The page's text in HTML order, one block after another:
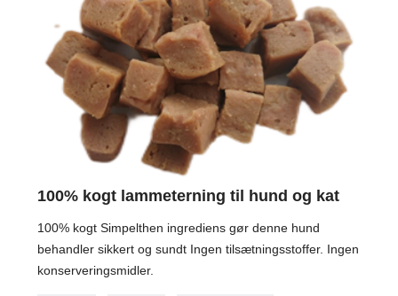
100% kogt lammeterning til hund og kat
100% kogt Simpelthen ingrediens gør denne hund
behandler sikkert og sundt Ingen tilsætningsstoffer. Ingen
konserveringsmidler.